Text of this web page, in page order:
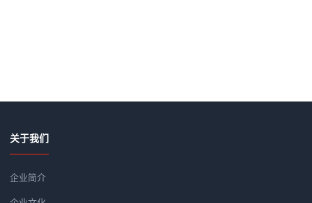
关于我们
企业简介